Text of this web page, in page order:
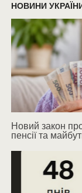
НОВИНИ
Новий закон
пенсії та